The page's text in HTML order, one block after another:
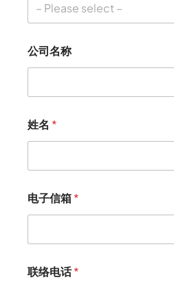
– Please select –
公司名称
姓名 *
电子信箱*
联络电话*